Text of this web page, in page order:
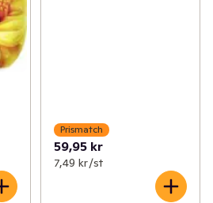
Prismatch
59,95 kr
7,49 kr /st